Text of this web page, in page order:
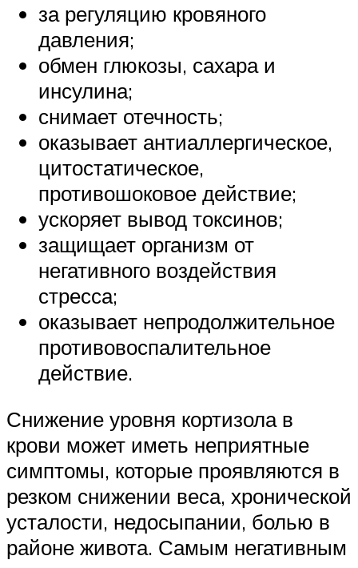
за регуляцию кровяного
давления;
обмен глюкозы, сахара и
инсулина;
снимает отечность;
оказывает антиаллергическое,
цитостатическое,
противошоковое действие;
ускоряет вывод токсинов;
защищает организм от
негативного воздействия
стресса;
оказывает непродолжительное
противовоспалительное
действие.
Снижение уровня кортизола в
крови может иметь неприятные
симптомы, которые проявляются в
резком снижении веса, хронической
усталости, недосыпании, болью в
районе живота. Самым негативным